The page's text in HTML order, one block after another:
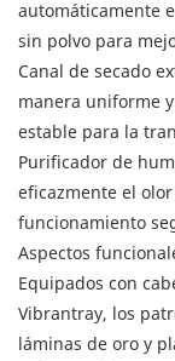
automáticamente
sin polvo para
Canal de secado
manera uniforme
estable para la
Purificador de
eficazmente el
funcionamiento
Aspectos
Equipados con
Vibrantray, los
láminas de oro y